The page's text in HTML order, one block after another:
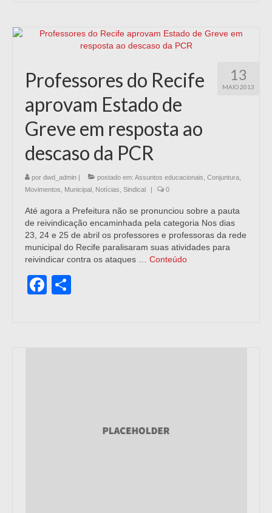
13
MAIO 2013
Professores do Recife
aprovam Estado de
Greve em resposta ao
descaso da PCR
por dwd_admin | postado em: Assuntos educacionais Conjuntura
Movimentos
Municipal Notícias Sindical | 0
Até agora a Prefeitura não se pronunciou sobre a pauta
de reivindicação encaminhada pela categoria Nos dias
23, 24 e 25 de abril os professores e professoras da rede
municipal do Recife paralisaram suas atividades para
reivindicar contra os ataques … Conteúdo
Facebook